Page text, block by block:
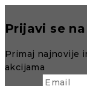
Prijavi se
Primaj najnovije
akcijama